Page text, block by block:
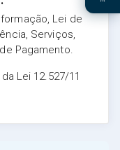
Lei de
Serviços,
Pagamento.
Lei 12.527/11